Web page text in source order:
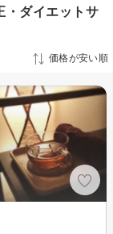
・ダイエットサ
価格が安い順